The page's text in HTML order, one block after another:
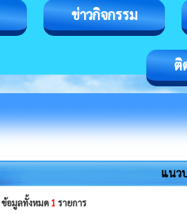
ข่าวกิจกรรม
ติ
แนว
ข้อมูลทั้งหมด 1 รายการ